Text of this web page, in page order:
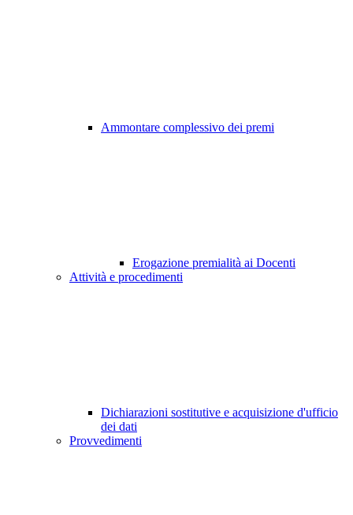
Ammontare complessivo dei premi
Erogazione premialità ai Docenti
Attività e procedimenti
Dichiarazioni sostitutive e acquisizione d'ufficio
dei dati
Provvedimenti